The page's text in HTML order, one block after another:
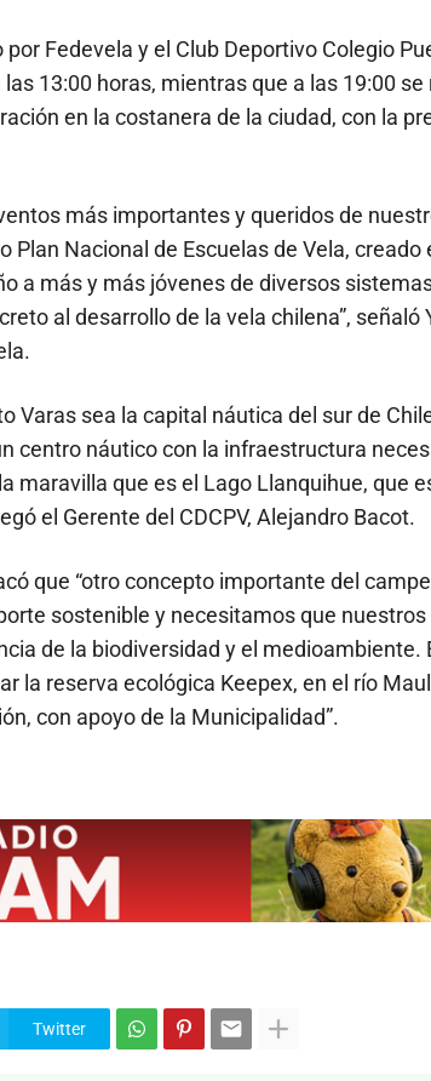
Fedevela y el Club Deportivo Colegio
13:00 horas, mientras que a las 19:00 se
en la costanera de la ciudad, con la
más importantes y queridos de
Plan Nacional de Escuelas de Vela, creado
a más y más jóvenes de diversos
al desarrollo de la vela chilena”, señaló
Varas sea la capital náutica del sur de
centro náutico con la infraestructura
maravilla que es el Lago Llanquihue, que
el Gerente del CDCPV, Alejandro Bacot.
que “otro concepto importante del
sostenible y necesitamos que
de la biodiversidad y el medioambiente.
la reserva ecológica Keepex, en el río
con apoyo de la Municipalidad”.
Twitter